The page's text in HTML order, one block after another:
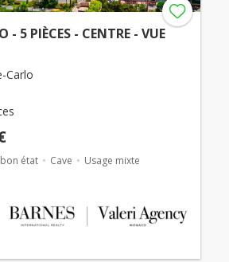
- 5 PIÈCES - CENTRE - VUE
Carlo
état Cave Usage mixte